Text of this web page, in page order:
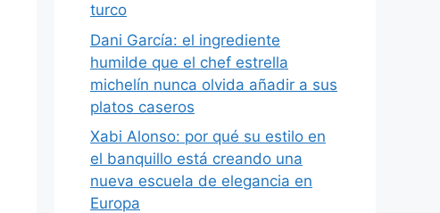
turco
Dani García: el ingrediente
humilde que el chef estrella
michelín nunca olvida añadir a sus
platos caseros
Xabi Alonso: por qué su estilo en
el banquillo está creando una
nueva escuela de elegancia en
Europa